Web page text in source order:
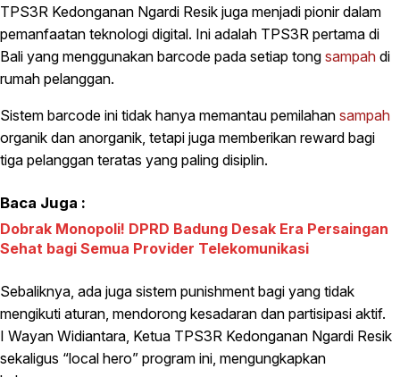
TPS3R Kedonganan Ngardi Resik juga menjadi pionir dalam
pemanfaatan teknologi digital. Ini adalah TPS3R pertama di
Bali yang menggunakan barcode pada setiap tong sampah di
rumah pelanggan.
Sistem barcode ini tidak hanya memantau pemilahan sampah
organik dan anorganik, tetapi juga memberikan reward bagi
tiga pelanggan teratas yang paling disiplin.
Baca Juga :
Dobrak Monopoli! DPRD Badung Desak Era Persaingan
Sehat bagi Semua Provider Telekomunikasi
Sebaliknya, ada juga sistem punishment bagi yang tidak
mengikuti aturan, mendorong kesadaran dan partisipasi aktif.
I Wayan Widiantara, Ketua TPS3R Kedonganan Ngardi Resik
sekaligus “local hero” program ini, mengungkapkan